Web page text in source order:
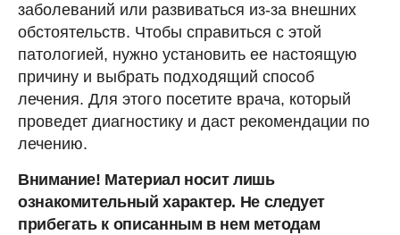
заболеваний или развиваться из-за внешних
обстоятельств. Чтобы справиться с этой
патологией, нужно установить ее настоящую
причину и выбрать подходящий способ
лечения. Для этого посетите врача, который
проведет диагностику и даст рекомендации по
лечению.
Внимание! Материал носит лишь
ознакомительный характер. Не следует
прибегать к описанным в нем методам